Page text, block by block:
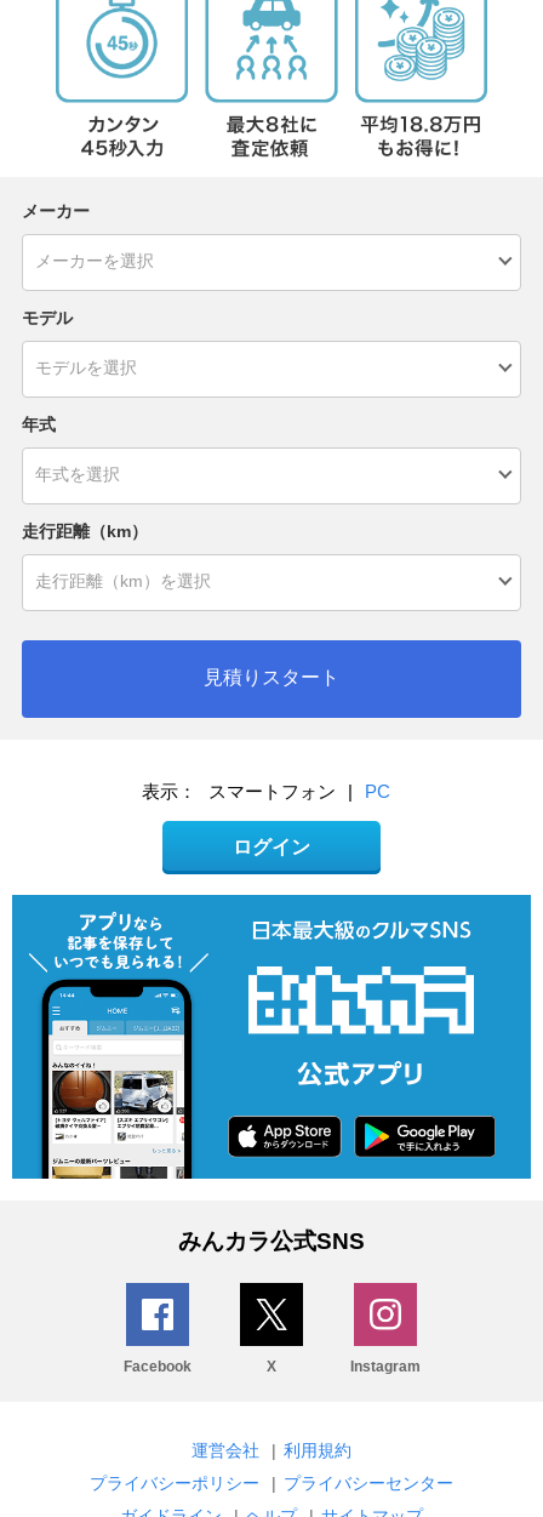
メーカー
モデル
年式
走行距離（km）
見積りスタート
表示： スマートフォン | PC
ログイン
みんカラ公式SNS
Facebook X Instagram
運営会社 | 利用規約
プライバシーポリシー
| プライバシーセンター